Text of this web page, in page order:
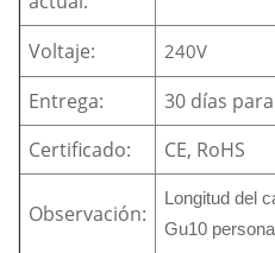
Voltaje: 240V
Entrega:
30 días
Certificado:
CE, RoHS
Observación:
Longitud del
Gu10